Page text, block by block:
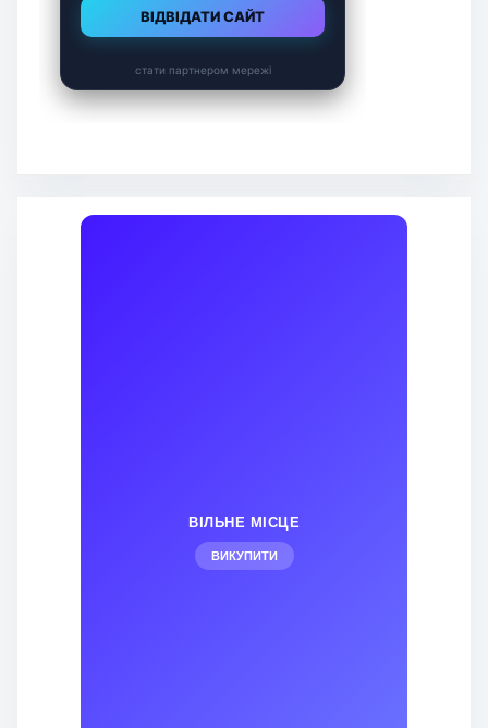
ВІЛЬНЕ МІСЦЕ
ВИКУПИТИ